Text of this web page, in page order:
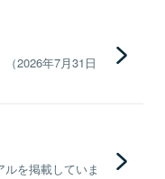
2026年7月31日
を掲載していま